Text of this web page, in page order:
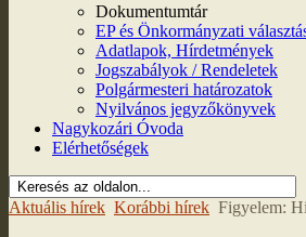
Dokumentumtár
EP és Önkormányzati
Adatlapok, Hírdetmények
Jogszabályok / Rendeletek
Polgármesteri határozatok
Nyilvános jegyzőkönyvek
Nagykozári Óvoda
Elérhetőségek
Aktuális hírek Korábbi hírek Figyelem: